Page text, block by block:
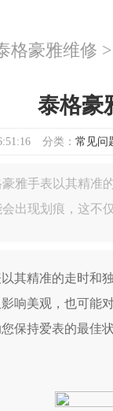
阳区建国门外大街
常营业！
格豪雅维修 >
泰格豪
分类： 常见问
雅手表以其精准
出现划痕，这不
精准的走时和独
响美观，也可能
保持爱表的最佳状